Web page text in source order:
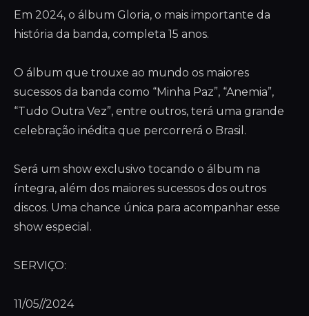
Em 2024, o álbum Gloria, o mais importante da
história da banda, completa 15 anos.
O álbum que trouxe ao mundo os maiores
sucessos da banda como “Minha Paz”, “Anemia”,
“Tudo Outra Vez”, entre outros, terá uma grande
celebração inédita que percorrerá o Brasil.
Será um show exclusivo tocando o álbum na
íntegra, além dos maiores sucessos dos outros
discos. Uma chance única para acompanhar esse
show especial.
SERVIÇO:
11/05//2024